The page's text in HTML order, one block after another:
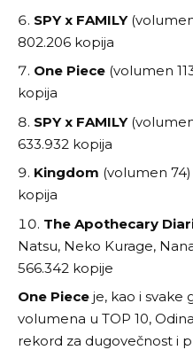
SPY x FAMILY(volumen
802.206 kopija
One Piece (volumen
kopija
SPY x FAMILY(volumen
633.932 kopija
Kingdom (volumen 74)
kopija
The Apothecary
Natsu, Neko Kurage,
566.342 kopije
One Piece je, kao i svake
volumena u TOP 10,
rekord za dugovečnost i